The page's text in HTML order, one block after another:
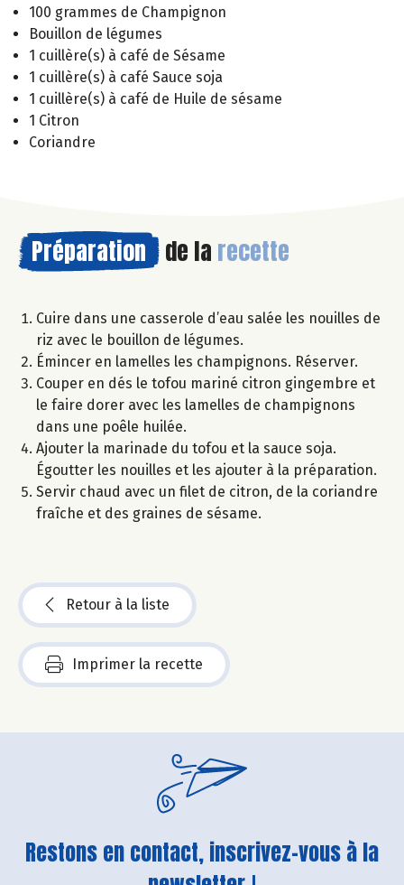
100 grammes de Champignon
Bouillon de légumes
1 cuillère(s) à café de Sésame
1 cuillère(s) à café Sauce soja
1 cuillère(s) à café de Huile de sésame
1 Citron
Coriandre
Préparation de la recette
Cuire dans une casserole d’eau salée les nouilles de
riz avec le bouillon de légumes.
Émincer en lamelles les champignons. Réserver.
Couper en dés le tofou mariné citron gingembre et
le faire dorer avec les lamelles de champignons
dans une poêle huilée.
Ajouter la marinade du tofou et la sauce soja.
Égoutter les nouilles et les ajouter à la préparation.
Servir chaud avec un filet de citron, de la coriandre
fraîche et des graines de sésame.
Retour à la liste
Imprimer la recette
Restons en contact, inscrivez-vous à la